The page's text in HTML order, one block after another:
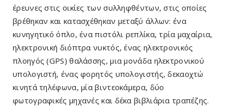
έρευνες στις οικίες των συλληφθέντων, στις οποίες
βρέθηκαν και κατασχέθηκαν μεταξύ άλλων: ένα
κυνηγητικό όπλο, ένα πιστόλι ρεπλίκα, τρία μαχαίρια,
ηλεκτρονική διόπτρα νυκτός, ένας ηλεκτρονικός
πλοηγός (GPS) θαλάσσης, μια μονάδα ηλεκτρονικού
υπολογιστή, ένας φορητός υπολογιστής, δεκαοχτώ
κινητά τηλέφωνα, μία βιντεοκάμερα, δύο
φωτογραφικές μηχανές και δέκα βιβλιάρια τραπέζης.